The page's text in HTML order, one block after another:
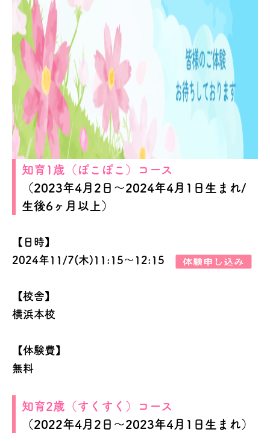
知育1歳（ぽこぽこ）コース
（2023年4月2日～2024年4月1日生まれ/
生後6ヶ月以上）
【日時】
2024年11/7(木)11:15～12:15
【校舎】
横浜本校
【体験費】
無料
知育2歳（すくすく）コース
（2022年4月2日～2023年4月1日生まれ）